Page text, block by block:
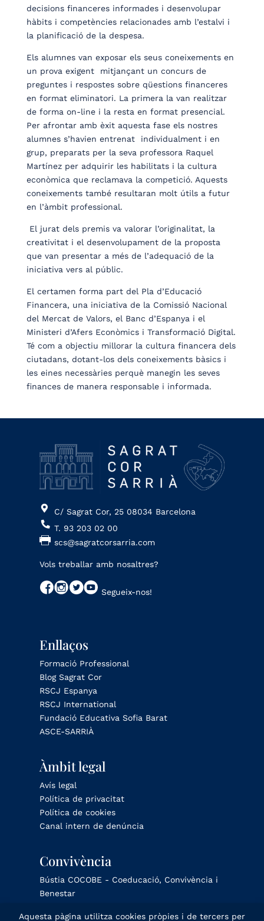
decisions financeres informades i desenvolupar
hàbits i competències relacionades amb l’estalvi i
la planificació de la despesa.
Els alumnes van exposar els seus coneixements en
un prova exigent mitjançant un concurs de
preguntes i respostes sobre qüestions financeres
en format eliminatori. La primera la van realitzar
de forma on-line i la resta en format presencial.
Per afrontar amb èxit aquesta fase els nostres
alumnes s’havien entrenat individualment i en
grup, preparats per la seva professora Raquel
Martínez per adquirir les habilitats i la cultura
econòmica que reclamava la competició. Aquests
coneixements també resultaran molt útils a futur
en l’àmbit professional.
El jurat dels premis va valorar l’originalitat, la
creativitat i el desenvolupament de la proposta
que van presentar a més de l’adequació de la
iniciativa vers al públic.
El certamen forma part del Pla d’Educació
Financera, una iniciativa de la Comissió Nacional
del Mercat de Valors, el Banc d’Espanya i el
Ministeri d’Afers Econòmics i Transformació Digital.
Té com a objectiu millorar la cultura financera dels
ciutadans, dotant-los dels coneixements bàsics i
les eines necessàries perquè manegin les seves
finances de manera responsable i informada.
C/ Sagrat Cor, 25 08034 Barcelona
T. 93 203 02 00
scs@sagratcorsarria.com
Vols treballar amb nosaltres?
Segueix-nos!
Enllaços
Formació Professional
Blog Sagrat Cor
RSCJ Espanya
RSCJ International
Fundació Educativa Sofia Barat
ASCE-SARRIÀ
Àmbit legal
Avís legal
Política de privacitat
Política de cookies
Canal intern de denúncia
Convivència
Bústia COCOBE - Coeducació, Convivència i
Benestar
Aquesta pàgina utilitza cookies pròpies i de tercers per